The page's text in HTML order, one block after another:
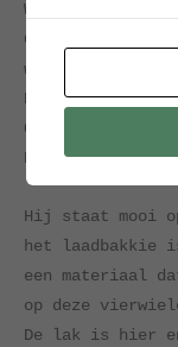
We zijn nu dus
Gebruikte
want het is een
En een
Ook dat nog.
Nou, daar gaan
Hij staat mooi
het laadbakkie
een materiaal
op deze
De lak is hier